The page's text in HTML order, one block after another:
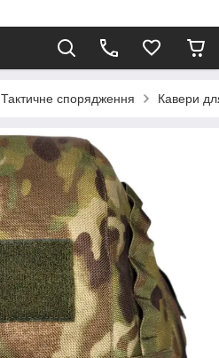
Тактичне спорядження Кавери